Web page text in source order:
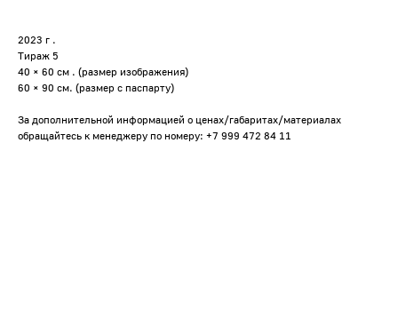
2023 г .
Тираж 5
40 × 60 см . (размер изображения)
60 × 90 см. (размер с паспарту)
За дополнительной информацией о ценах/габаритах/материалах
обращайтесь к менеджеру по номеру: +7 999 472 84 11